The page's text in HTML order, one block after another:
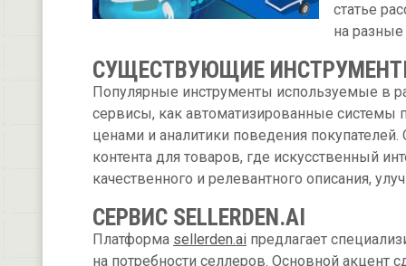
статье
на
СУЩЕСТВУЮЩИЕ
Популярные инструменты используемые в
сервисы, как автоматизированные системы
ценами и аналитики поведения
контента для товаров, где искусственный
качественного и релевантного описания,
СЕРВИС SELLERDEN.AI
Платформа sellerden.ai предлагает
на потребности селлеров. Основной акцент